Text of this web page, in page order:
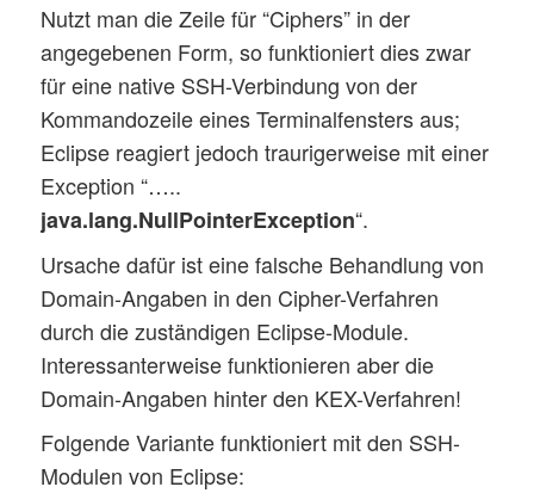
Nutzt man die Zeile für “Ciphers” in der
angegebenen Form, so funktioniert dies zwar
für eine native SSH-Verbindung von der
Kommandozeile eines Terminalfensters aus;
Eclipse reagiert jedoch traurigerweise mit einer
Exception “…..
java.lang.NullPointerException“.
Ursache dafür ist eine falsche Behandlung von
Domain-Angaben in den Cipher-Verfahren
durch die zuständigen Eclipse-Module.
Interessanterweise funktionieren aber die
Domain-Angaben hinter den KEX-Verfahren!
Folgende Variante funktioniert mit den SSH-
Modulen von Eclipse: